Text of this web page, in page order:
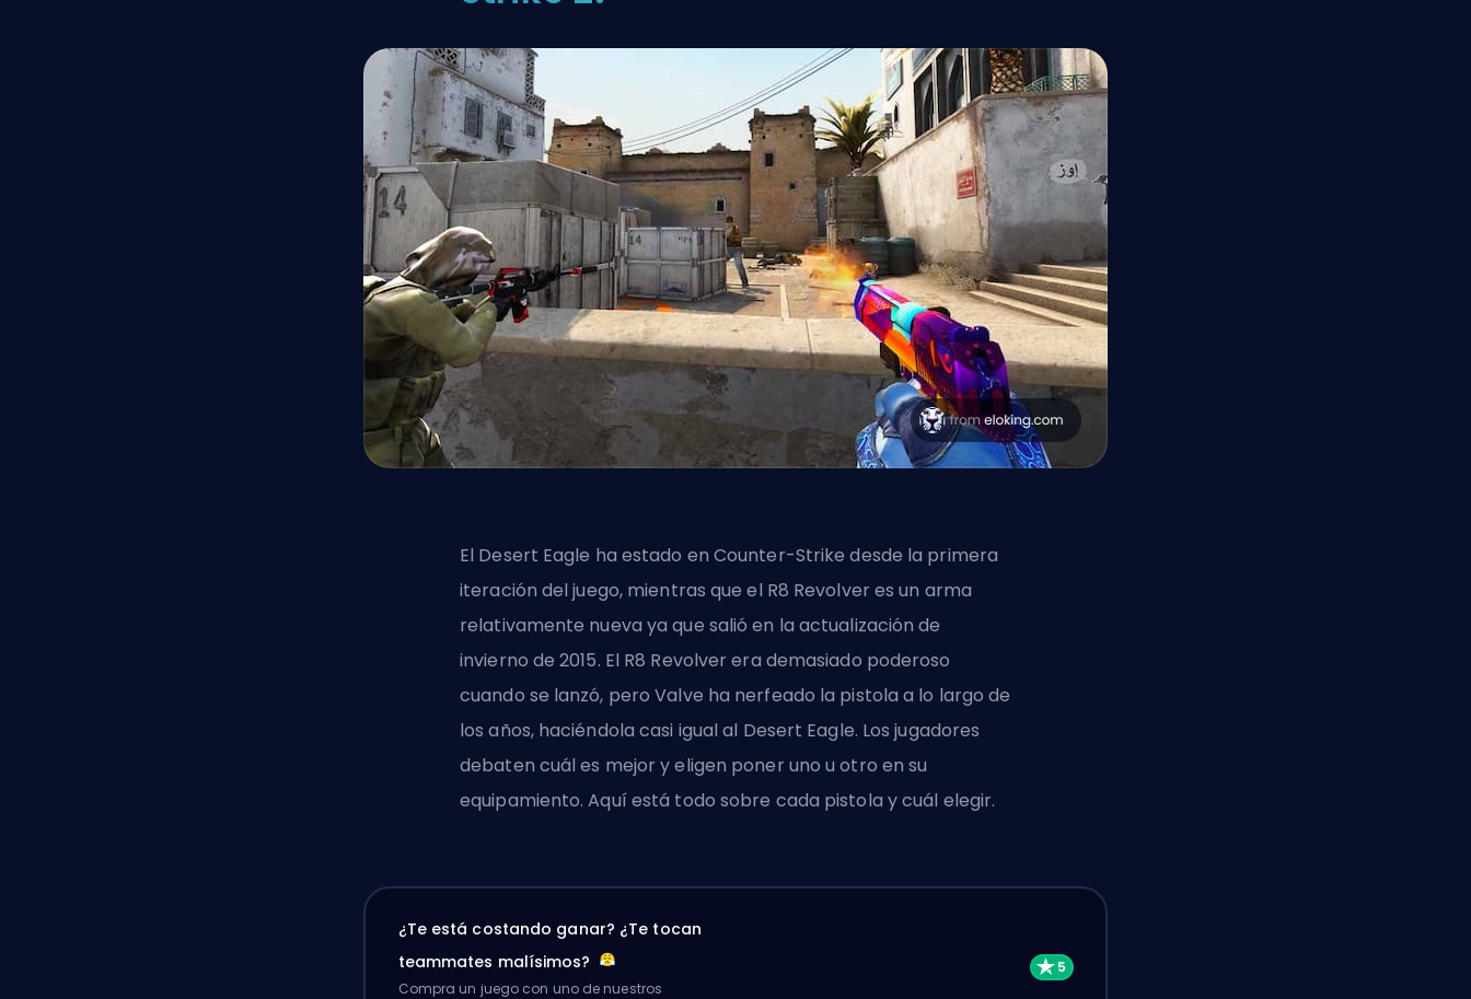
El Desert Eagle ha estado en Counter-Strike desde la primera
iteración del juego, mientras que el R8 Revolver es un arma
relativamente nueva ya que salió en la actualización de
invierno de 2015. El R8 Revolver era demasiado poderoso
cuando se lanzó, pero Valve ha nerfeado la pistola a lo largo de
los años, haciéndola casi igual al Desert Eagle. Los jugadores
debaten cuál es mejor y eligen poner uno u otro en su
equipamiento. Aquí está todo sobre cada pistola y cuál elegir.
¿Te está costando ganar? ¿Te tocan
teammates malísimos?
Compra un juego con uno de nuestros